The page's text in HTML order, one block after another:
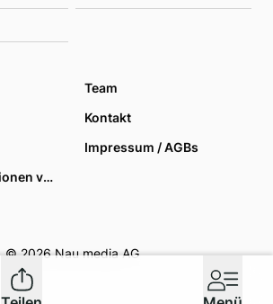
Team
Kontakt
Impressum / AGBs
Datenschutzoptionen verwalten
© 2026 Nau media AG